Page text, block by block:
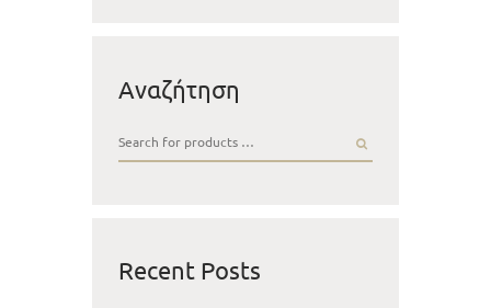
Αναζήτηση
Recent Posts